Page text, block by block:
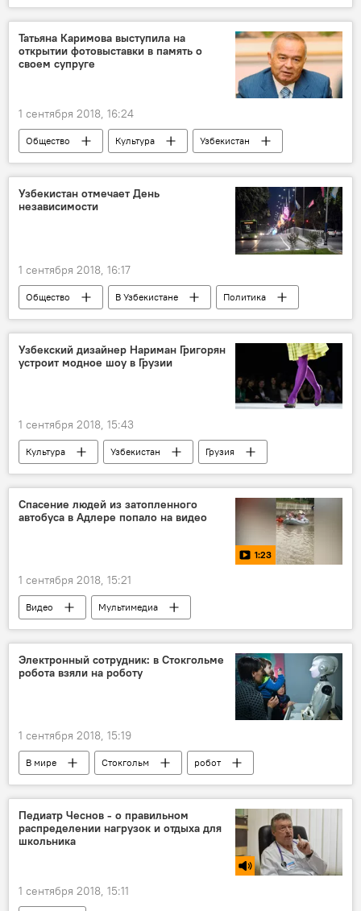
учителя
Татьяна Каримова выступила на
открытии фотовыставки в память о
своем супруге
1 сентября 2018, 16:24
Общество Культура
Узбекистан
Ислам Каримов
Шавкат Мирзиёев
Татьяна Каримова
Узбекистан отмечает День
независимости
1 сентября 2018, 16:17
Общество В Узбекистане Политика
Узбекский дизайнер Нариман Григорян
устроит модное шоу в Грузии
1 сентября 2018, 15:43
Культура Узбекистан
Грузия
дизайнер
модные тренды
Спасение людей из затопленного
автобуса в Адлере попало на видео
1:23
1 сентября 2018, 15:21
Видео Мультимедиа
Электронный сотрудник: в Стокгольме
робота взяли на роботу
1 сентября 2018, 15:19
В мире Стокгольм робот
Педиатр Чеснов - о правильном
распределении нагрузок и отдыха для
школьника
1 сентября 2018, 15:11